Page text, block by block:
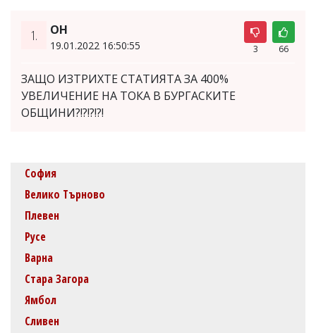
1. ОН
19.01.2022 16:50:55 3 66
ЗАЩО ИЗТРИХТЕ СТАТИЯТА ЗА 400%
УВЕЛИЧЕНИЕ НА ТОКА В БУРГАСКИТЕ
ОБЩИНИ?!?!?!?!
София
Велико Търново
Плевен
Русе
Варна
Стара Загора
Ямбол
Сливен